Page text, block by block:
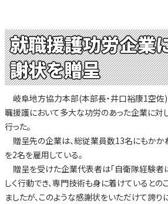
就職援護功労企業
謝状を贈呈
岐阜地方協力本部(本部長・井口裕康1空佐
職援護において多大な功労のあった企業に対
行った。
贈呈先の企業は、総従業員数13名にもかか
を2名を雇用している。
贈呈を受けた企業代表者は「自衛隊経験者
しく行動でき、専門技術も身に着けているとの
ましたが、このような感謝状をいただけて誇り